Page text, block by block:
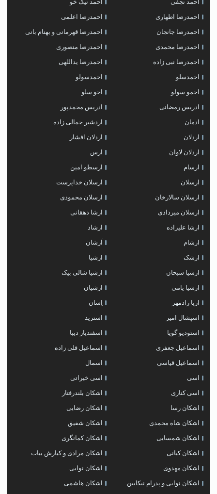
احمد نجفی احمد نیک خو
احمدرضا اطهاری احمدرضا اعلمی
احمدرضا جانجان احمدرضا قهرمانی و بهنام بانی
احمدرضا محمدی احمدرضا منصوری
احمدرضا نبی زاده احمدرضا یداللهی
احمدسلو احمدسولو
احمو سولو احو سلو
ادریس رمضانی ادریس محمدپور
ادمان اردشیر جمالی زاده
اردلان اردلان افشار
اردلان لاوان ارس
ارسام ارسطو امین
ارسلان ارسلان خداپرست
ارسلان سالارخان ارسلان محمودی
ارسلان میردادی ارشا دهقانی
ارشا علیزاده ارشاد
ارشام اَرشان
ارشک ارشیا
ارشیا سبحان ارشیا شالی بیک
ارشیا یامی ارشیان
اریا رادمهر اِسان
اسپشال امیر استرید
استودیو گویا اسفندیار دیبا
اسماعیل جعفری اسماعیل قلی زاده
اسماعیل قیاسی اسمال
اسی اسی خیراتی
اسی کناری اشکان بلندرفتار
اشکان رسا اشکان رضایی
اشکان شاه محمدی اشکان شفیق
اشکان شمسایی اشکان‌ کمانگری
اشکان کیانی اشکان مرادی و کیارش بیات
اشکان مهدوی اشکان نوایی
اشکان نوایی و پدرام نیکایین اشکان هاشمی